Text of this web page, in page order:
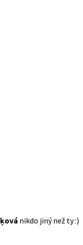
nikdo jiný než ty :)